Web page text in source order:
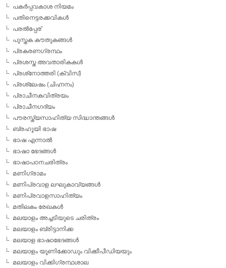
പകര്‍പ്പവകാശ നിയമം
പതിനെട്ടരക്കവികള്‍
പരല്‍പ്പേര്
പുസ്തക കൗതുകങ്ങള്‍
പ്രകരണഗ്രന്ഥം
പ്രശസ്ത അവതാരികകള്‍
പ്രശ്‌നോത്തരി (ക്വിസ്)
പ്രശ്ലേഷം (ചിഹ്നനം)
പ്രാചീനകവിത്രയം
പ്രാചീനഗദ്യം
പൗരസ്ത്യസാഹിത്യ സിദ്ധാന്തങ്ങള്‍
ബ്രഹൂയി ഭാഷ
ഭാഷ എന്നാല്‍
ഭാഷാ ഭേദങ്ങള്‍
ഭാഷാപഠനചരിത്രം
മണിഗ്രാമം
മണിപ്രവാള ലഘുകാവ്യങ്ങള്‍
മണിപ്രവാളസാഹിത്യം
മതിലകം രേഖകള്‍
മലയാളം അച്ചടിയുടെ ചരിത്രം
മലയാളം ബ്രിട്ടാനിക്ക
മലയാള ഭാഷാഭേദങ്ങള്‍
മലയാളം യൂണിക്കോഡും വിക്കീപീഡിയയും
മലയാളം വിക്കിഗ്രന്ഥശാല